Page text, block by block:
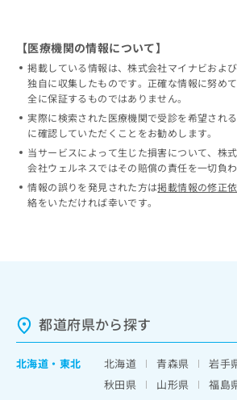
【医療機関の情報について】
掲載している情報は、株式会社マイナビおよ
独自に収集したものです。正確な情報に努め
全に保証するものではありません。
実際に検索された医療機関で受診を希望され
に確認していただくことをお勧めします。
当サービスによって生じた損害について、株
会社ウェルネスではその賠償の責任を一切負
情報の誤りを発見された方は掲載情報の修正
絡をいただければ幸いです。
都道府県から探す
北海道 ・ 東北 北海道 青森県 岩手
秋田県
山形県
福島